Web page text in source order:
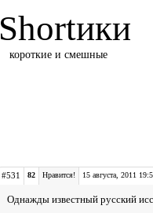
Shortики
короткие и смешные
#531 82 Нравится! 15 августа, 2011
Однажды известный русский